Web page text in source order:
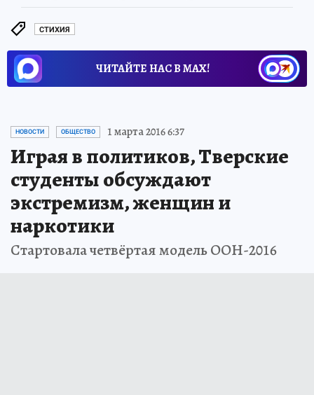
СТИХИЯ
ЧИТАЙТЕ НАС В МАХ!
НОВОСТИ ОБЩЕСТВО 1 марта 2016 6:37
Играя в политиков, Тверские
студенты обсуждают
экстремизм, женщин и
наркотики
Стартовала четвёртая модель ООН-2016